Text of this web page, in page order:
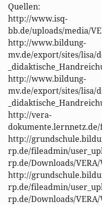
Quellen:
http://www.isq-
bb.de/uploads/media/
http://www.bildung-
mv.de/export/sites/lisa/
http://www.bildung-
mv.de/export/sites/lisa/
http://vera-
dokumente.lernnetz.de/
http://
rp.de/fileadmin/
rp.de/Downloads/VERA/
http://
rp.de/fileadmin/
rp.de/Downloads/VERA/